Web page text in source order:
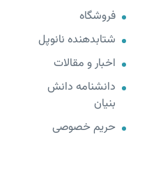
فروشگاه
شتابدهنده نانوپل
اخبار و مقالات
دانشنامه دانش
بنیان
حریم خصوصی